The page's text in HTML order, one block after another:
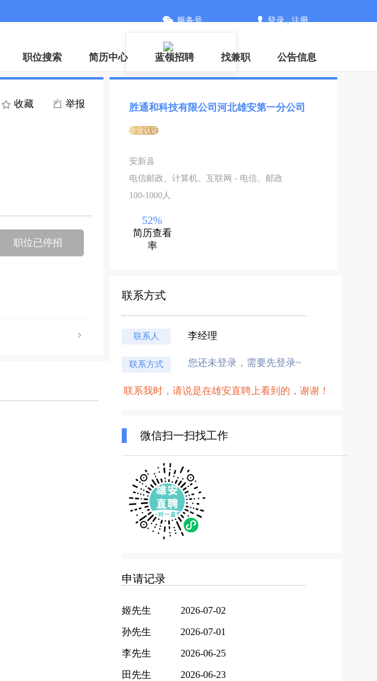
服务号 登录|注册
职位搜索 简历中心 蓝领招聘 找兼职 公告信息
收藏 举报
职位已停招
胜通和科技有限公司河北雄安第一分公司
企业认证
安新县
电信邮政、计算机、互联网 - 电信、邮政
100-1000人
52%
简历查看
率
联系方式
联系人 李经理
联系方式 您还未登录，需要先登录~
联系我时，请说是在雄安直聘上看到的，谢谢！
微信扫一扫找工作
申请记录
姬先生 2026-07-02
孙先生 2026-07-01
李先生 2026-06-25
田先生 2026-06-23